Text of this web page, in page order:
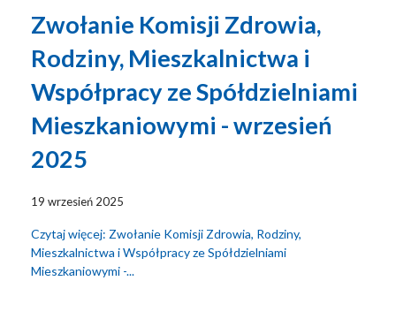
Zwołanie Komisji Zdrowia,
Rodziny, Mieszkalnictwa i
Współpracy ze Spółdzielniami
Mieszkaniowymi - wrzesień
2025
19 wrzesień 2025
Czytaj więcej: Zwołanie Komisji Zdrowia, Rodziny,
Mieszkalnictwa i Współpracy ze Spółdzielniami
Mieszkaniowymi -...